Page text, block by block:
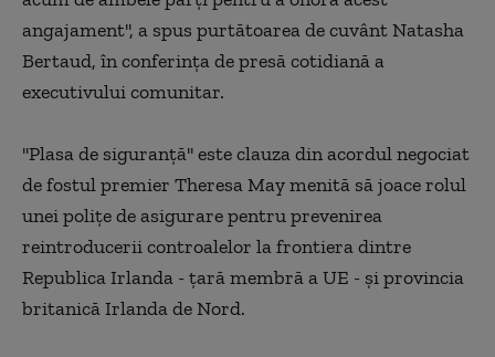
angajament'', a spus purtătoarea de cuvânt Natasha
Bertaud, în conferinţa de presă cotidiană a
executivului comunitar.
''Plasa de siguranţă'' este clauza din acordul negociat
de fostul premier Theresa May menită să joace rolul
unei poliţe de asigurare pentru prevenirea
reintroducerii controalelor la frontiera dintre
Republica Irlanda - ţară membră a UE - şi provincia
britanică Irlanda de Nord.